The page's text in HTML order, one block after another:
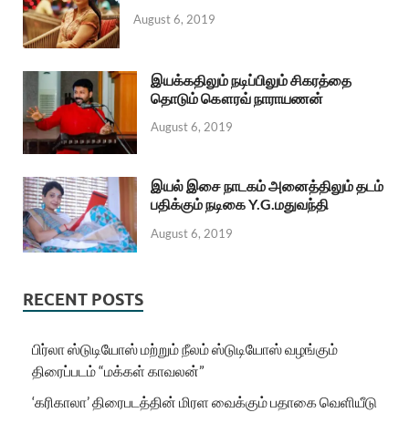
August 6, 2019
இயக்கதிலும் நடிப்பிலும் சிகரத்தை
தொடும் கௌரவ் நாராயணன்
August 6, 2019
இயல் இசை நாடகம் அனைத்திலும் தடம்
பதிக்கும் நடிகை Y.G.மதுவந்தி
August 6, 2019
RECENT POSTS
பிர்லா ஸ்டுடியோஸ் மற்றும் நீலம் ஸ்டுடியோஸ் வழங்கும்
திரைப்படம் “மக்கள் காவலன்”
‘கரிகாலா’ திரைபடத்தின் மிரள வைக்கும் பதாகை வெளியீடு